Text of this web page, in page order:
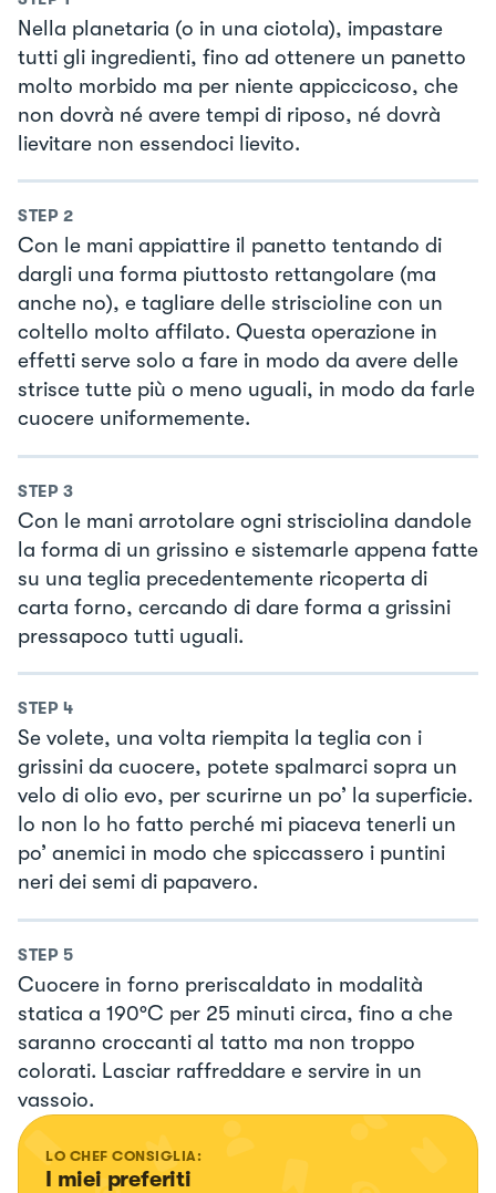
Nella planetaria (o in una ciotola), impastare
tutti gli ingredienti, fino ad ottenere un panetto
molto morbido ma per niente appiccicoso, che
non dovrà né avere tempi di riposo, né dovrà
lievitare non essendoci lievito.
STEP 2
Con le mani appiattire il panetto tentando di
dargli una forma piuttosto rettangolare (ma
anche no), e tagliare delle striscioline con un
coltello molto affilato. Questa operazione in
effetti serve solo a fare in modo da avere delle
strisce tutte più o meno uguali, in modo da farle
cuocere uniformemente.
STEP 3
Con le mani arrotolare ogni strisciolina dandole
la forma di un grissino e sistemarle appena fatte
su una teglia precedentemente ricoperta di
carta forno, cercando di dare forma a grissini
pressapoco tutti uguali.
STEP 4
Se volete, una volta riempita la teglia con i
grissini da cuocere, potete spalmarci sopra un
velo di olio evo, per scurirne un po’ la superficie.
Io non lo ho fatto perché mi piaceva tenerli un
po’ anemici in modo che spiccassero i puntini
neri dei semi di papavero.
STEP 5
Cuocere in forno preriscaldato in modalità
statica a 190°C per 25 minuti circa, fino a che
saranno croccanti al tatto ma non troppo
colorati. Lasciar raffreddare e servire in un
vassoio.
LO CHEF CONSIGLIA:
I miei preferiti